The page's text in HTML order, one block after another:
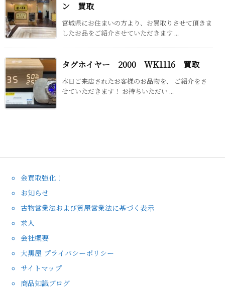
ン 買取
宮城県にお住まいの方より、お買取りさせて頂きま
したお品をご紹介させていただきます ...
タグホイヤー 2000 WK1116 買取
本日ご来店されたお客様のお品物を、 ご紹介をさ
せていただきます！ お持ちいただい ...
金買取強化！
お知らせ
古物営業法および質屋営業法に基づく表示
求人
会社概要
大黒屋 プライバシーポリシー
サイトマップ
商品知識ブログ